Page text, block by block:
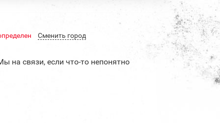
Cменить город
на связи, если что-то непонятно